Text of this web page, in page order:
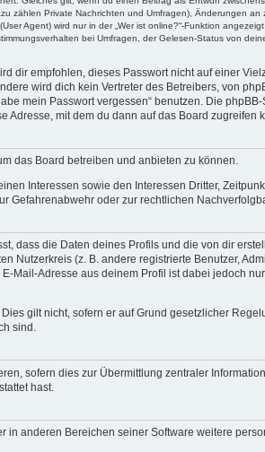
Private Nachrichten und Umfragen), Änderungen an
Agent) wird nur in der „Wer ist online?“-Funktion
bei Umfragen, der Gelesen-Status von
dir empfohlen, dieses Passwort nicht auf einer
wird dich kein Vertreter des Betreibers, von
mein Passwort vergessen“ benutzen. Die
mit dem du dann auf das Board zugreifen
das Board betreiben und anbieten zu können.
Interessen sowie den Interessen Dritter,
Gefahrenabwehr oder zur rechtlichen
dass die Daten deines Profils und die von dir
(z. B. andere registrierte Benutzer,
Mail-Adresse aus deinem Profil ist dabei jedoch
gilt nicht, sofern er auf Grund gesetzlicher
sind.
sofern dies zur Übermittlung zentraler
hast.
anderen Bereichen seiner Software weitere